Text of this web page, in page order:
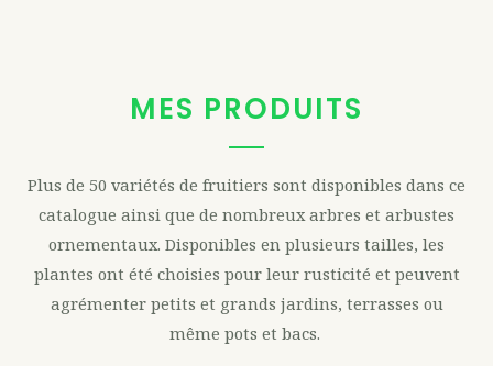
MES PRODUITS
Plus de 50 variétés de fruitiers sont disponibles dans ce
catalogue ainsi que de nombreux arbres et arbustes
ornementaux. Disponibles en plusieurs tailles, les
plantes ont été choisies pour leur rusticité et peuvent
agrémenter petits et grands jardins, terrasses ou
même pots et bacs.